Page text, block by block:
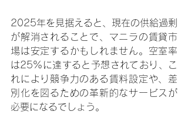
2025年を見据えると、現在の供給過剰
が解消されることで、マニラの賃貸市
場は安定するかもしれません。空室率
は25%に達すると予想されており、こ
れにより競争力のある賃料設定や、差
別化を図るための革新的なサービスが
必要になるでしょう。